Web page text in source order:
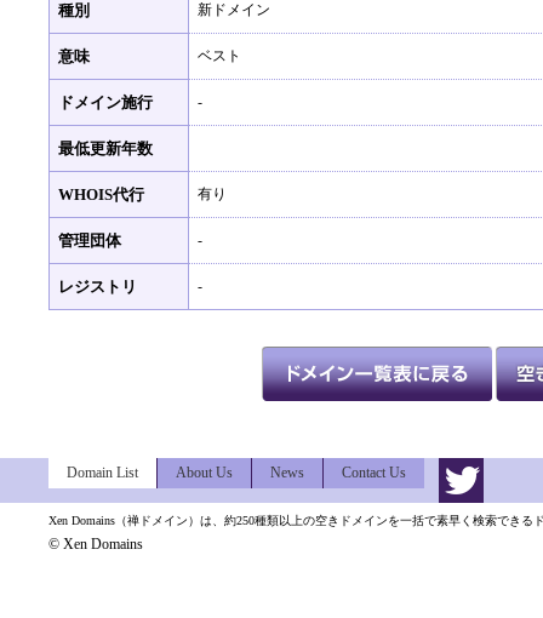
種別 新ドメイン
意味 ベスト
ドメイン施行 -
最低更新年数
WHOIS代行 有り
管理団体 -
レジストリ -
Domain List About Us News Contact Us
Xen Domains（禅ドメイン）は、約250種類以上の空きドメインを一括で素早く検索できる
© Xen Domains